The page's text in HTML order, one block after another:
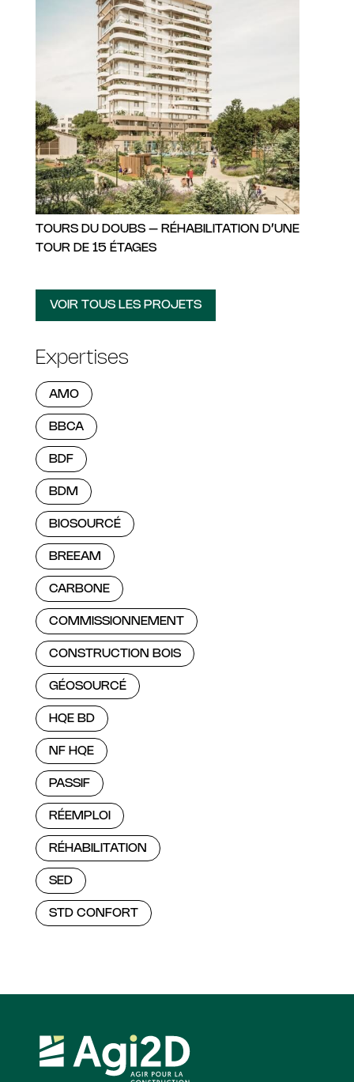
TOURS DU DOUBS – RÉHABILITATION D’UNE
TOUR DE 15 ÉTAGES
VOIR TOUS LES PROJETS
Expertises
AMO
BBCA
BDF
BDM
BIOSOURCÉ
BREEAM
CARBONE
COMMISSIONNEMENT
CONSTRUCTION BOIS
GÉOSOURCÉ
HQE BD
NF HQE
PASSIF
RÉEMPLOI
RÉHABILITATION
SED
STD CONFORT